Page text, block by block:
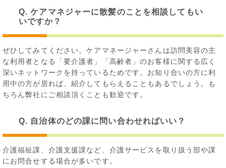
Q. ケアマネジャーに散髪のことを相談してもい
いですか？
ぜひしてみてください。ケアマネージャーさんは訪問美容の主
な利用者となる「要介護者」「高齢者」のお客様に関する広く
深いネットワークを持っているためです。お知り合いの方に利
用中の方が居れば、紹介してもらえることもあるでしょう。も
ちろん弊社にご相談頂くことも歓迎です。
Q. 自治体のどの課に問い合わせればいい？
介護福祉課、介護支援課など、介護サービスを取り扱う部や課
にお問合せする場合が多いです。